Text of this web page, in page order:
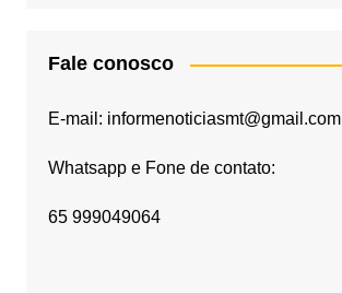
Fale conosco
E-mail: informenoticiasmt@gmail.com
Whatsapp e Fone de contato:
65 999049064